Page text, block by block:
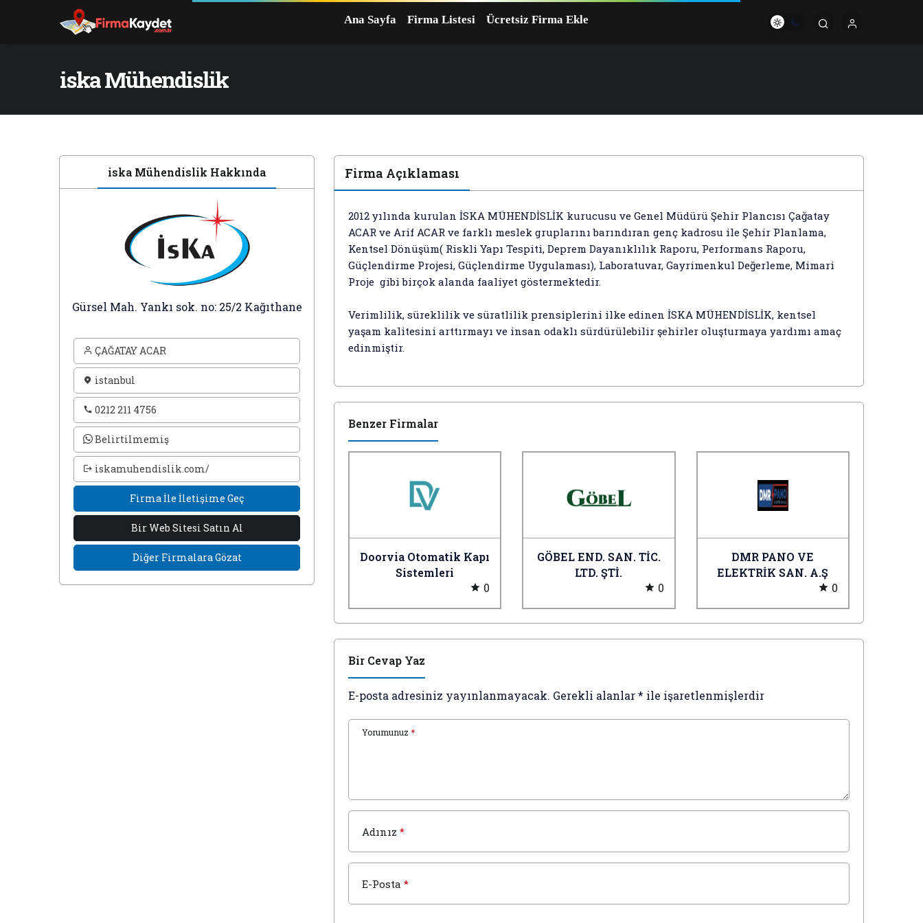
Ana Sayfa Firma Listesi Ücretsiz Firma Ekle
iska Mühendislik
iska Mühendislik Hakkında
Gürsel Mah. Yankı sok. no: 25/2 Kağıthane
ÇAĞATAY ACAR
istanbul
0212 211 4756
Belirtilmemiş
iskamuhendislik.com/
Firma İle İletişime Geç
Bir Web Sitesi Satın Al
Diğer Firmalara Gözat
Firma Açıklaması
2012 yılında kurulan İSKA MÜHENDİSLİK kurucusu ve Genel Müdürü Şehir Plancısı Çağatay
ACAR ve Arif ACAR ve farklı meslek gruplarını barındıran genç kadrosu ile Şehir Planlama,
Kentsel Dönüşüm( Riskli Yapı Tespiti, Deprem Dayanıklılık Raporu, Performans Raporu,
Güçlendirme Projesi, Güçlendirme Uygulaması), Laboratuvar, Gayrimenkul Değerleme, Mimari
Proje gibi birçok alanda faaliyet göstermektedir.
Verimlilik, süreklilik ve süratlilik prensiplerini ilke edinen İSKA MÜHENDİSLİK, kentsel
yaşam kalitesini arttırmayı ve insan odaklı sürdürülebilir şehirler oluşturmaya yardımı amaç
edinmiştir.
Benzer Firmalar
Doorvia Otomatik Kapı
Sistemleri
0
GÖBEL END. SAN. TİC.
LTD. ŞTİ.
0
DMR PANO VE
ELEKTRİK SAN. A.Ş
0
Bir Cevap Yaz
E-posta adresiniz yayınlanmayacak. Gerekli alanlar* ile işaretlenmişlerdir
Yorumunuz *
Adınız *
E-Posta *